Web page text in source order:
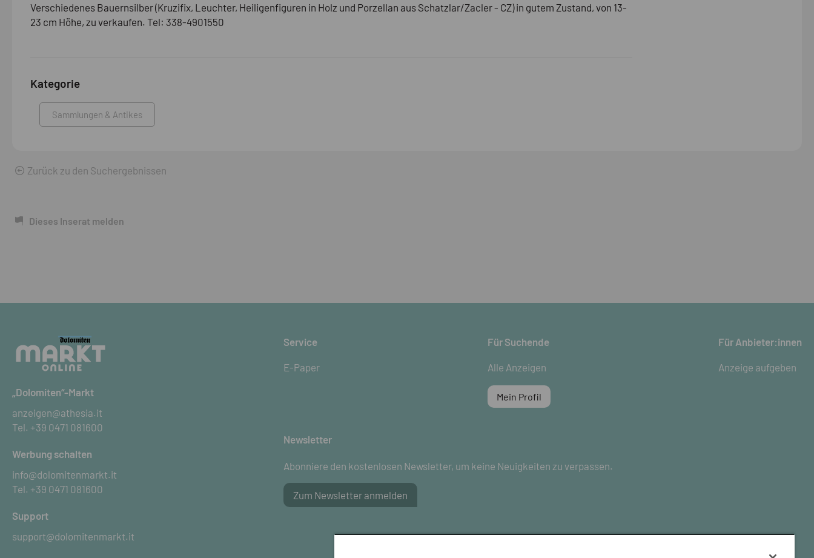
Verschiedenes Bauernsilber (Kruzifix, Leuchter, Heiligenfiguren in Holz und Porzellan aus Schatzlar/Zacler - CZ) in gutem Zustand, von 13-
23 cm Höhe, zu verkaufen. Tel: 338-4901550
Kategorie
Sammlungen & Antikes
Zurück zu den Suchergebnissen
Dieses Inserat melden
„Dolomiten“-Markt
anzeigen@athesia.it
Tel. +39 0471 081600
Werbung schalten
info@dolomitenmarkt.it
Tel. +39 0471 081600
Support
support@dolomitenmarkt.it
Service
E-Paper
Für Suchende
Alle Anzeigen
Mein Profil
Für Anbieter:innen
Anzeige aufgeben
Newsletter
Abonniere den kostenlosen Newsletter, um keine Neuigkeiten zu verpassen.
Zum Newsletter anmelden